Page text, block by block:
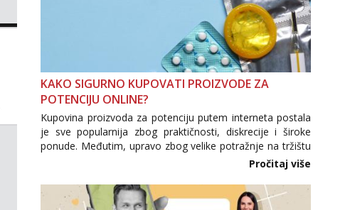
KAKO SIGURNO KUPOVATI PROIZVODE ZA
POTENCIJU ONLINE?
Kupovina proizvoda za potenciju putem interneta postala
je sve popularnija zbog praktičnosti, diskrecije i široke
ponude. Međutim, upravo zbog velike potražnje na tržištu
se pojavljuju i brojni krivotvoreni proizvodi, nepouzdane
internetske trgovine te proizvodi nepoznatog podrijetla. ...
Pročitaj više